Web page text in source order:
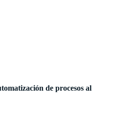
de procesos al